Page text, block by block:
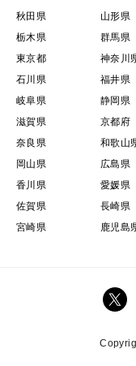
秋田県
山形県
栃木県
群馬県
東京都
神奈川
石川県
福井県
岐阜県
静岡県
滋賀県
京都府
奈良県
和歌山
岡山県
広島県
香川県
愛媛県
佐賀県
長崎県
宮崎県
鹿児島